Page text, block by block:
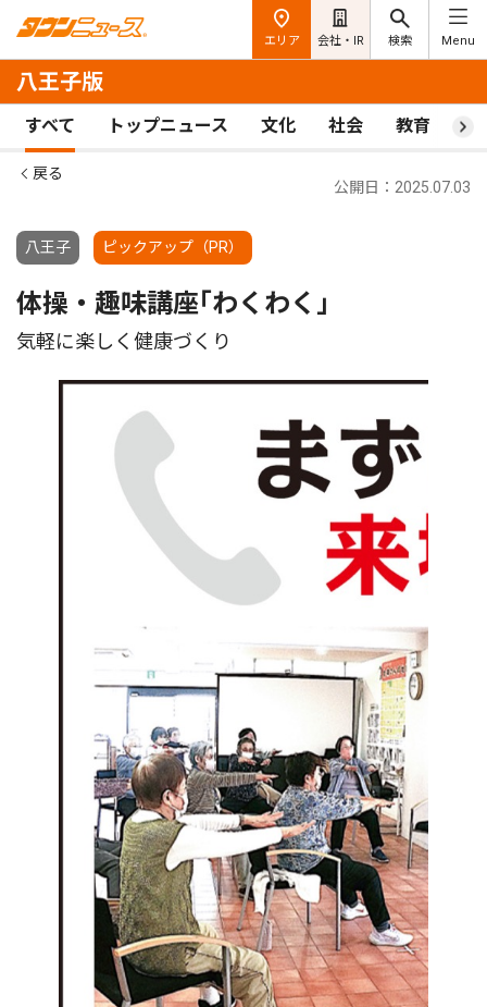
エリア 会社・IR 検索 Menu
八王子版
すべて トップニュース 文化 社会 教育 ス
戻る
八王子 ピックアップ（PR）
公開日：2025.07.03
体操・趣味講座｢わくわく｣
気軽に楽しく健康づくり